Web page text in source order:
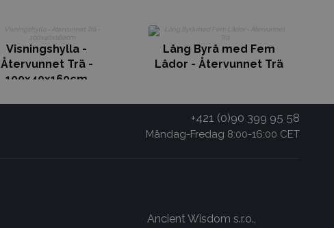
Visningshylla -
Återvunnet Trä -
100x40x160cm
Lång Byrå med Fem
Lådor - Återvunnet Trä
+421 (0)90 399 95 58
Måndag-Fredag 8:00-16:00 CET
Ancient Wisdom s.r.o.,